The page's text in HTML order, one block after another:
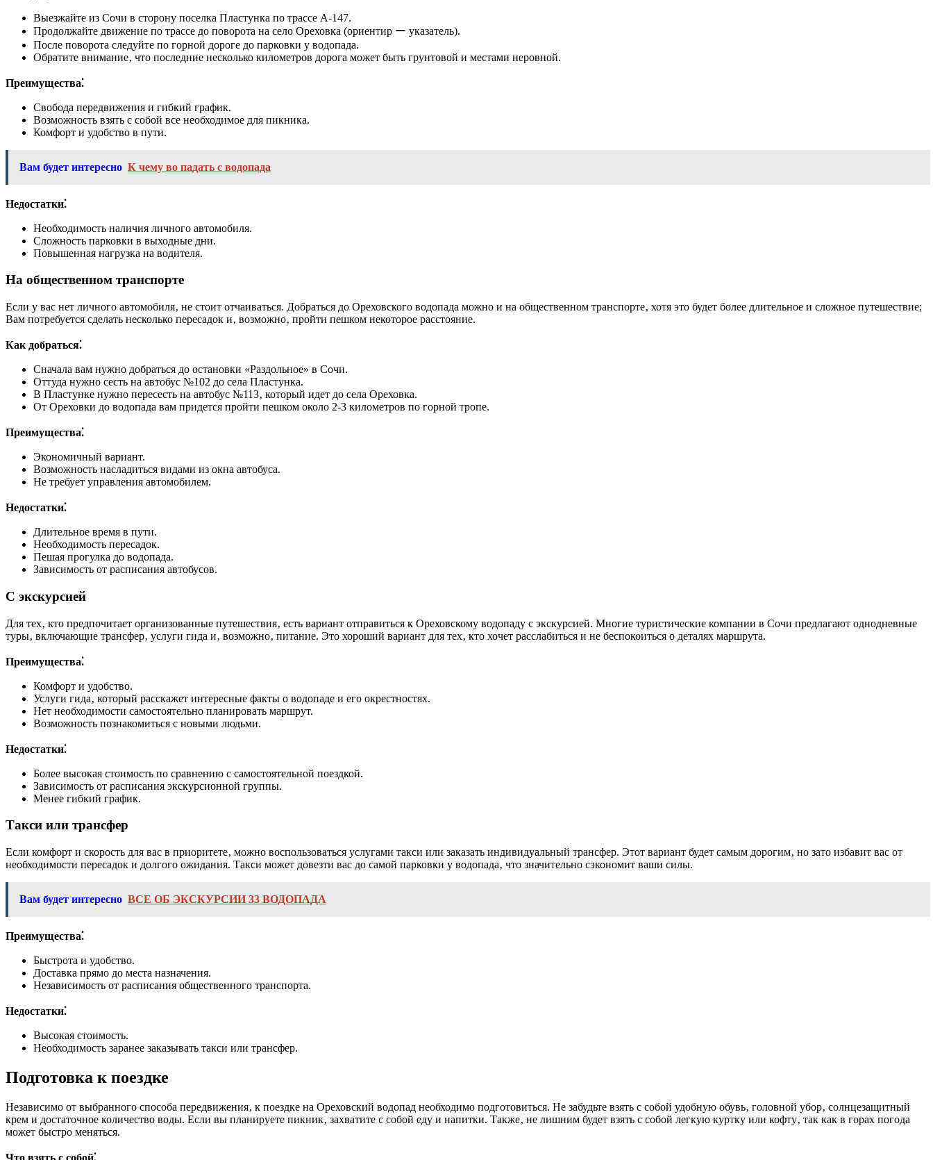
Выезжайте из Сочи в сторону поселка Пластунка по трассе А-147.
Продолжайте движение по трассе до поворота на село Ореховка (ориентир ー указатель).
После поворота следуйте по горной дороге до парковки у водопада.
Обратите внимание‚ что последние несколько километров дорога может быть грунтовой и местами неровной.
Преимущества⁚
Свобода передвижения и гибкий график.
Возможность взять с собой все необходимое для пикника.
Комфорт и удобство в пути.
Вам будет интересно К чему во падать с водопада
Недостатки⁚
Необходимость наличия личного автомобиля.
Сложность парковки в выходные дни.
Повышенная нагрузка на водителя.
На общественном транспорте
Если у вас нет личного автомобиля‚ не стоит отчаиваться. Добраться до Ореховского водопада можно и на общественном транспорте‚ хотя это будет более длительное и сложное путешествие;
Вам потребуется сделать несколько пересадок и‚ возможно‚ пройти пешком некоторое расстояние.
Как добраться⁚
Сначала вам нужно добраться до остановки «Раздольное» в Сочи.
Оттуда нужно сесть на автобус №102 до села Пластунка.
В Пластунке нужно пересесть на автобус №113‚ который идет до села Ореховка.
От Ореховки до водопада вам придется пройти пешком около 2-3 километров по горной тропе.
Преимущества⁚
Экономичный вариант.
Возможность насладиться видами из окна автобуса.
Не требует управления автомобилем.
Недостатки⁚
Длительное время в пути.
Необходимость пересадок.
Пешая прогулка до водопада.
Зависимость от расписания автобусов.
С экскурсией
Для тех‚ кто предпочитает организованные путешествия‚ есть вариант отправиться к Ореховскому водопаду с экскурсией. Многие туристические компании в Сочи предлагают однодневные
туры‚ включающие трансфер‚ услуги гида и‚ возможно‚ питание. Это хороший вариант для тех‚ кто хочет расслабиться и не беспокоиться о деталях маршрута.
Преимущества⁚
Комфорт и удобство.
Услуги гида‚ который расскажет интересные факты о водопаде и его окрестностях.
Нет необходимости самостоятельно планировать маршрут.
Возможность познакомиться с новыми людьми.
Недостатки⁚
Более высокая стоимость по сравнению с самостоятельной поездкой.
Зависимость от расписания экскурсионной группы.
Менее гибкий график.
Такси или трансфер
Если комфорт и скорость для вас в приоритете‚ можно воспользоваться услугами такси или заказать индивидуальный трансфер. Этот вариант будет самым дорогим‚ но зато избавит вас от
необходимости пересадок и долгого ожидания. Такси может довезти вас до самой парковки у водопада‚ что значительно сэкономит ваши силы.
Вам будет интересно ВСЕ ОБ ЭКСКУРСИИ 33 ВОДОПАДА
Преимущества⁚
Быстрота и удобство.
Доставка прямо до места назначения.
Независимость от расписания общественного транспорта.
Недостатки⁚
Высокая стоимость.
Необходимость заранее заказывать такси или трансфер.
Подготовка к поездке
Независимо от выбранного способа передвижения‚ к поездке на Ореховский водопад необходимо подготовиться. Не забудьте взять с собой удобную обувь‚ головной убор‚ солнцезащитный
крем и достаточное количество воды. Если вы планируете пикник‚ захватите с собой еду и напитки. Также‚ не лишним будет взять с собой легкую куртку или кофту‚ так как в горах погода
может быстро меняться.
Что взять с собой⁚